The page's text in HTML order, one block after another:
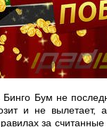
Бум не
и не вылетает,
за